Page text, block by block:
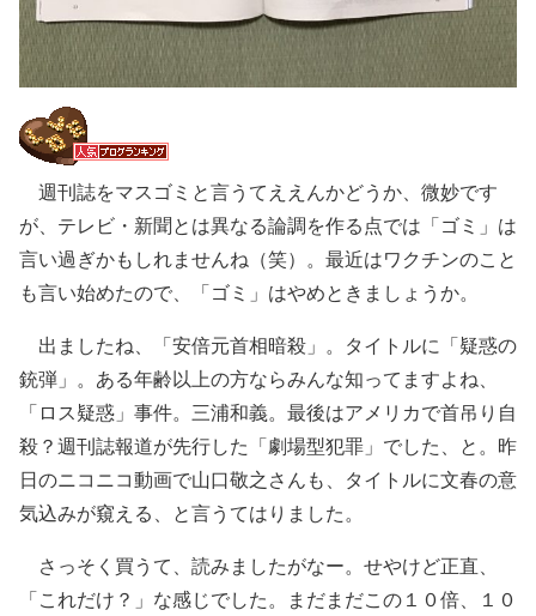
週刊誌をマスゴミと言うてええんかどうか、微妙です
が、テレビ・新聞とは異なる論調を作る点では「ゴミ」は
言い過ぎかもしれませんね（笑）。最近はワクチンのこと
も言い始めたので、「ゴミ」はやめときましょうか。
出ましたね、「安倍元首相暗殺」。タイトルに「疑惑の
銃弾」。ある年齢以上の方ならみんな知ってますよね、
「ロス疑惑」事件。三浦和義。最後はアメリカで首吊り自
殺？週刊誌報道が先行した「劇場型犯罪」でした、と。昨
日のニコニコ動画で山口敬之さんも、タイトルに文春の意
気込みが窺える、と言うてはりました。
さっそく買うて、読みましたがなー。せやけど正直、
「これだけ？」な感じでした。まだまだこの１０倍、１０